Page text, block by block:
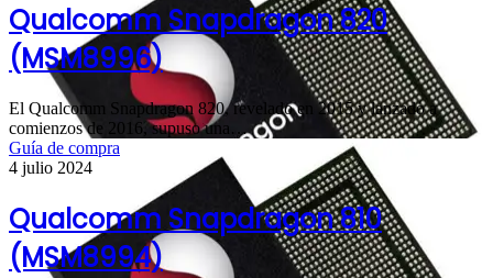
Qualcomm Snapdragon 820
(MSM8996)
El Qualcomm Snapdragon 820, revelado en 2015 y lanzado a
comienzos de 2016, supuso una…
Guía de compra
4 julio 2024
Qualcomm Snapdragon 810
(MSM8994)